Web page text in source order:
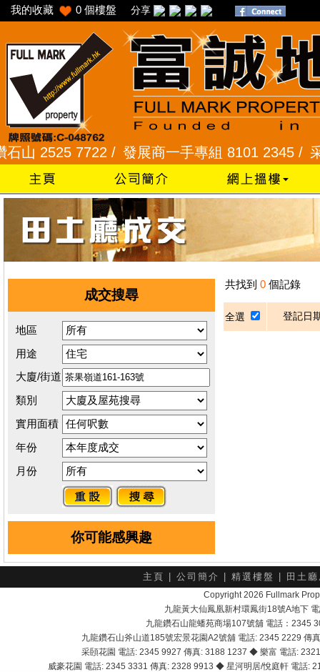
我的收藏 0 個樓盤 分享
2525 7722 /發展商一手專組 8101 2345 /采頣
成交搜尋
地區
用途
大廈/街道
類別
實用面積
年份
月份
你可能感興趣
共找到 0 個記錄
全選 登記日
主頁 公司簡介 精選樓盤 田土
Copyright 2026 Fullmark
九龍黃大仙鳳凰新村環鳳街18號A地下
九龍鑽石山龍蟠苑商場107號舖 電話：2345
九龍鑽石山斧山道185號宏景花園A2號舖 電話: 2345 2229
采頣花園 電話: 2345 9927 傳真: 3188 1237 ◆ 樂富 電話:
威豪花園 電話: 2345 3331 傳真: 2328 9913 ◆ 星河明居/悅庭軒 電話